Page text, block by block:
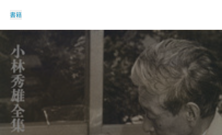
書籍